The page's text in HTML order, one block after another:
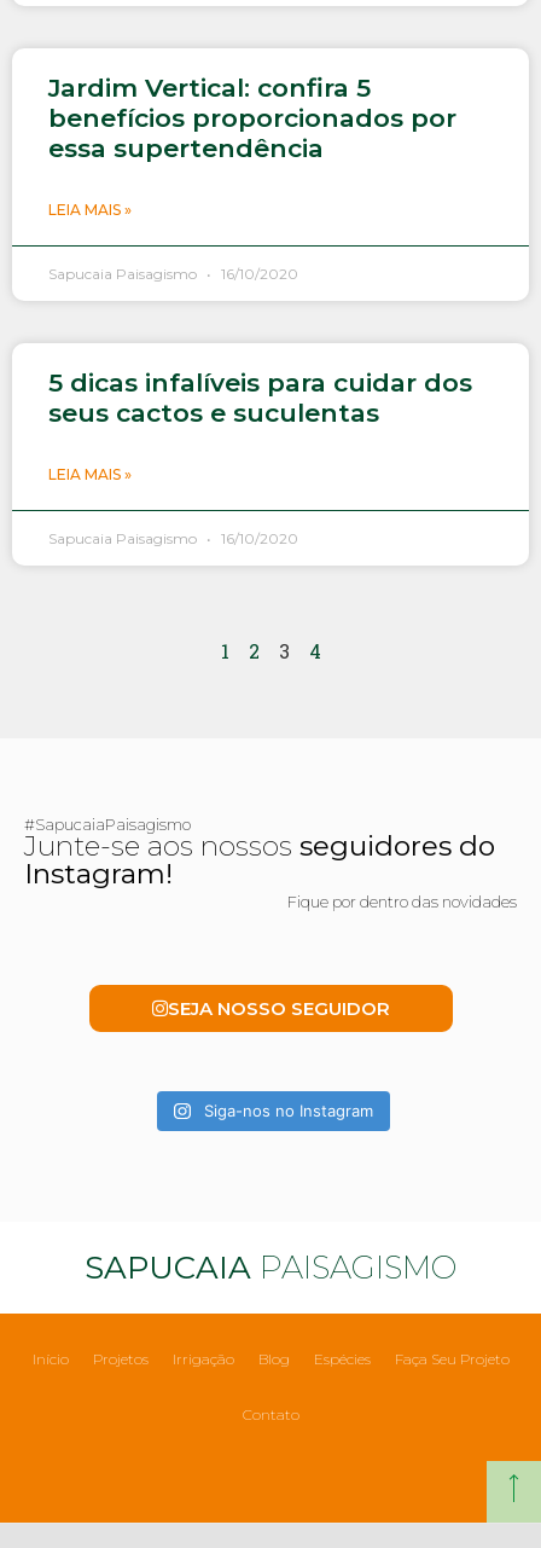
Jardim Vertical: confira 5
benefícios proporcionados por
essa supertendência
LEIA MAIS »
Sapucaia Paisagismo 16/10/2020
5 dicas infalíveis para cuidar dos
seus cactos e suculentas
LEIA MAIS »
Sapucaia Paisagismo 16/10/2020
1 2 3 4
#SapucaiaPaisagismo
Junte-se aos nossos seguidores do
Instagram!
Fique por dentro das novidades
SEJA NOSSO SEGUIDOR
Siga-nos no Instagram
SAPUCAIA PAISAGISMO
Início Projetos Irrigação Blog Espécies Faça Seu Projeto
Contato